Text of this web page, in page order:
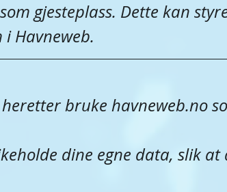
gjesteplass. Dette kan
Havneweb.
bruke havneweb.no
dine egne data, slik at